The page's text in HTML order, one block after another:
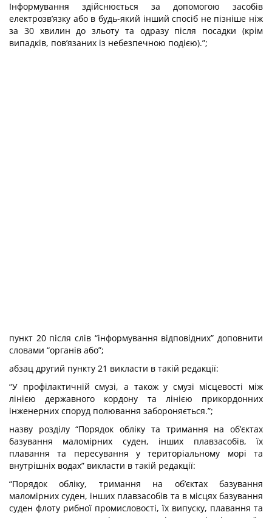
Інформування здійснюється за допомогою засобів
електрозв’язку або в будь-який інший спосіб не пізніше ніж
за 30 хвилин до зльоту та одразу після посадки (крім
випадків, пов’язаних із небезпечною подією).”;
пункт 20 після слів “інформування відповідних” доповнити
словами “органів або”;
абзац другий пункту 21 викласти в такій редакції:
“У профілактичній смузі, а також у смузі місцевості між
лінією державного кордону та лінією прикордонних
інженерних споруд полювання забороняється.”;
назву розділу “Порядок обліку та тримання на об’єктах
базування маломірних суден, інших плавзасобів, їх
плавання та пересування у територіальному морі та
внутрішніх водах” викласти в такій редакції:
“Порядок обліку, тримання на об’єктах базування
маломірних суден, інших плавзасобів та в місцях базування
суден флоту рибної промисловості, їх випуску, плавання та